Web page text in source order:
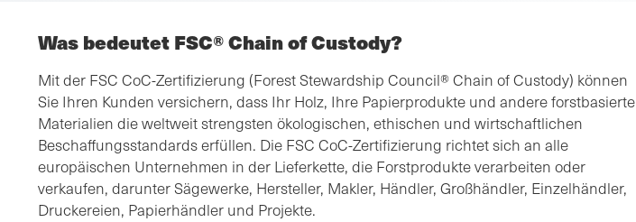
Was bedeutet FSC® Chain of Custody?
Mit der FSC CoC-Zertifizierung (Forest Stewardship Council® Chain of Custody) können
Sie Ihren Kunden versichern, dass Ihr Holz, Ihre Papierprodukte und andere forstbasierte
Materialien die weltweit strengsten ökologischen, ethischen und wirtschaftlichen
Beschaffungsstandards erfüllen. Die FSC CoC-Zertifizierung richtet sich an alle
europäischen Unternehmen in der Lieferkette, die Forstprodukte verarbeiten oder
verkaufen, darunter Sägewerke, Hersteller, Makler, Händler, Großhändler, Einzelhändler,
Druckereien, Papierhändler und Projekte.